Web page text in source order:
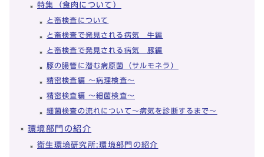
特集（食肉について）
と畜検査について
と畜検査で発見される病気 牛編
と畜検査で発見される病気 豚編
豚の腸管に潜む病原菌（サルモネラ）
精密検査編 ～病理検査～
精密検査編 ～細菌検査～
細菌検査の流れについて～病気を診断するまで～
環境部門の紹介
衛生環境研究所:環境部門の紹介